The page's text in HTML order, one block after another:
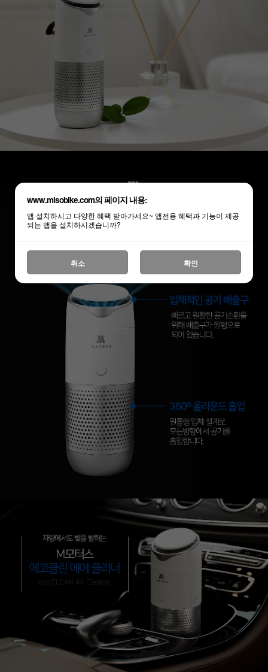
www.misobike.com의 페이지 내용:
앱 설치하시고 다양한 혜택 받아가세요~ 앱전용 혜택과 기능이 제공
되는 앱을 설치하시겠습니까?
취소 확인